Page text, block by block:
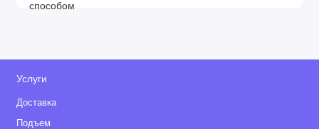
Услуги
Доставка
Подъем